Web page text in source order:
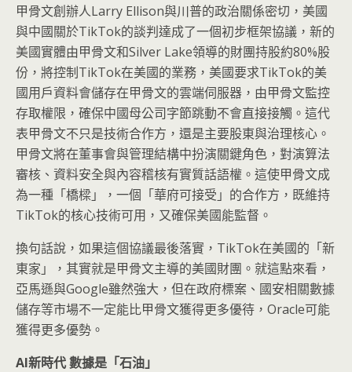
甲骨文創辦人Larry Ellison與川普的政治關係密切，美國
與中國關於TikTok的談判達成了一個初步框架協議，新的
美國實體由甲骨文和Silver Lake領導的財團持股約80%股
份，將控制TikTok在美國的業務，美國要求TikTok的美
國用戶資料會儲存在甲骨文的雲端伺服器，由甲骨文監控
存取權限，確保中國母公司字節跳動不會直接接觸。這代
表甲骨文不只是技術合作方，還是主要股東與治理核心。
甲骨文將在董事會與管理結構中扮演關鍵角色，對演算法
審核、資料安全與內容稽核有實質話語權。這使甲骨文成
為一種「橋樑」，一個「華府可接受」的合作方，既維持
TikTok的核心技術可用，又確保美國能監督。
換句話說，如果這個協議最後落實，TikTok在美國的「新
東家」，其實就是甲骨文主導的美國財團。就這點來看，
亞馬遜與Google雖然強大，但在政府標案、國安相關數據
儲存等市場不一定能比甲骨文獲得更多優待，Oracle可能
獲得更多優勢。
AI新時代數據是「石油」